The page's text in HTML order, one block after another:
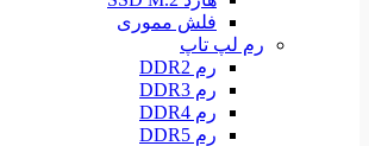
فلش مموری
رم لپ تاپ
رم DDR2
رم DDR3
رم DDR4
رم DDR5